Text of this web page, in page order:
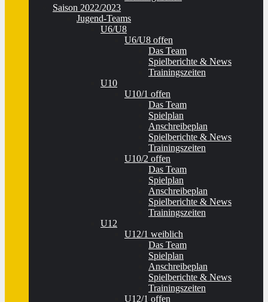
Saison 2022/2023
Jugend-Teams
U6/U8
U6/U8 offen
Das Team
Spielberichte & News
Trainingszeiten
U10
U10/1 offen
Das Team
Spielplan
Anschreibeplan
Spielberichte & News
Trainingszeiten
U10/2 offen
Das Team
Spielplan
Anschreibeplan
Spielberichte & News
Trainingszeiten
U12
U12/1 weiblich
Das Team
Spielplan
Anschreibeplan
Spielberichte & News
Trainingszeiten
U12/1 offen